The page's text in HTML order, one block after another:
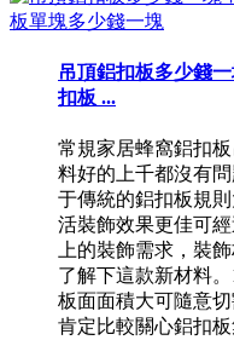
吊頂鋁扣板多少錢
扣板 ...
常規家居蜂窩鋁扣
料好的上千都沒有
于傳統的鋁扣板規
活裝飾效果更佳可
上的裝飾需求，裝
了解下這款新材料
板面面積大可隨意
肯定比較關心鋁扣